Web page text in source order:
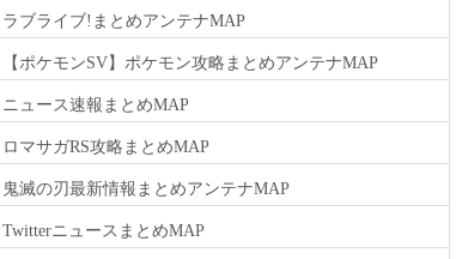
ブライブ!まとめアンテナMAP
ポケモンSV】ポケモン攻略まとめアンテナMAP
ュース速報まとめMAP
マサガRS攻略まとめMAP
滅の刃最新情報まとめアンテナMAP
ニュースまとめMAP